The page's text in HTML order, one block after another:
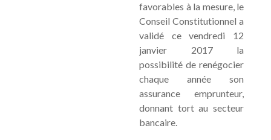
favorables à la mesure, le
Conseil Constitutionnel a
validé ce vendredi 12
janvier 2017 la
possibilité de renégocier
chaque année son
assurance emprunteur,
donnant tort au secteur
bancaire.